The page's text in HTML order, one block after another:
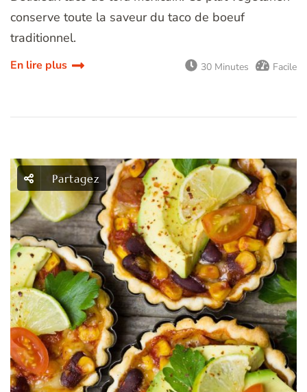
conserve toute la saveur du taco de boeuf
traditionnel.
En lire plus 30 Minutes Facile
Partagez